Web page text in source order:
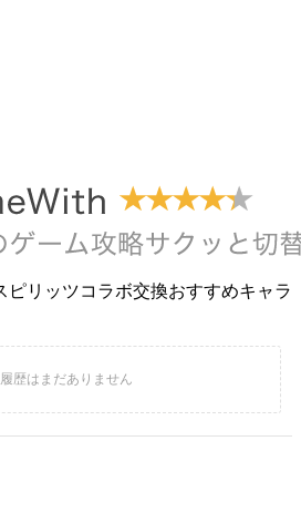
ピリッツコラボ交換おすすめキャラ